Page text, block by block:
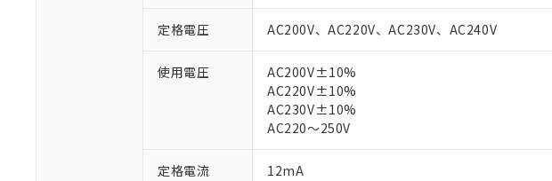
定格電圧 AC200V、AC220V、AC230V、AC240V
使用電圧
AC200V±10%
AC220V±10%
AC230V±10%
AC220～250V
定格電流 12mA
ご利用条件
以下の条件をお読みいただき、同意のうえご
対応済み：EU RoHS指令（10物質）の非
対応予定：EU RoHS指令（10物質）の非含
対応予定なし：EU RoHS指令（10物質）の
調査・確認中：EU RoHS指令（10物質）の
非該当品：ライセンス料など無形物で、有害
仕入先様の事情により、非含有部品としてい
があります。
鉛(Pb) 1000ppm以下、 水銀(Hg) 1000ppm以下、 カドミ
※1 中国RoHS○×表
「○」：最大均質材料含有率が中国RoHSの
「×」：最大均質材料含有率が中国RoHSの
「－」：未確認です。当社販売部門へお問い